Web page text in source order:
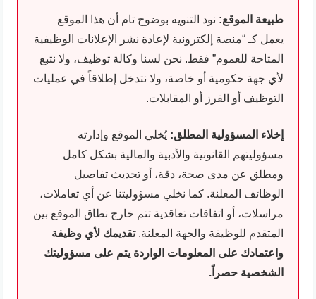
طبيعة الموقع: نود التنويه بوضوح تام أن هذا الموقع
يعمل كـ “منصة إلكترونية لإعادة نشر الإعلانات الوظيفية
المتاحة للعموم” فقط. نحن لسنا وكالة توظيف، ولا نتبع
لأي جهة حكومية أو خاصة، ولا نتدخل إطلاقاً في عمليات
التوظيف أو الفرز أو المقابلات.
إخلاء المسؤولية المطلق: يُخلي الموقع وإدارته
مسؤوليتهم القانونية والأدبية والمالية بشكل كامل
ومطلق عن مدى صحة، دقة، أو تحديث تفاصيل
الوظائف المعلنة. كما نخلي مسؤوليتنا عن أي تعاملات،
مراسلات، أو اتفاقات تعاقدية تتم خارج نطاق الموقع بين
المتقدم للوظيفة والجهة المعلنة.تقديمك لأي وظيفة
واعتمادك على المعلومات الواردة يتم على مسؤوليتك
الشخصية حصراً.